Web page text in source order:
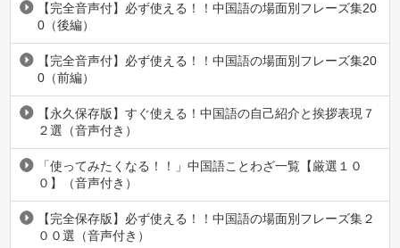
【完全音声付】必ず使える！！中国語の場面別フレーズ集20
0（後編）
【完全音声付】必ず使える！！中国語の場面別フレーズ集20
0（前編）
【永久保存版】すぐ使える！中国語の自己紹介と挨拶表現７
２選（音声付き）
「使ってみたくなる！！」中国語ことわざ一覧【厳選１０
０】（音声付き）
【完全保存版】必ず使える！！中国語の場面別フレーズ集２
００選（音声付き）